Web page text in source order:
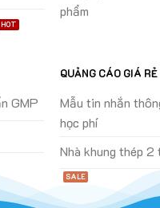
phẩm
GMP
QUẢNG CÁO GIÁ RẺ
Mẫu tin nhắn
học phí
Nhà khung thép 2